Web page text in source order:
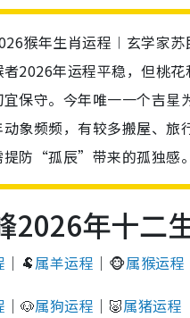
猴年生肖运程︱玄学家苏
2026年运程平稳，但桃花
宜保守。今年唯一一个吉星
象频频，有较多搬屋、旅
提防“孤辰”带来的孤独感。
2026年十二
｜🐏属羊运程 ｜🐵属猴运程
｜🐶属狗运程 ｜🐷属猪运程